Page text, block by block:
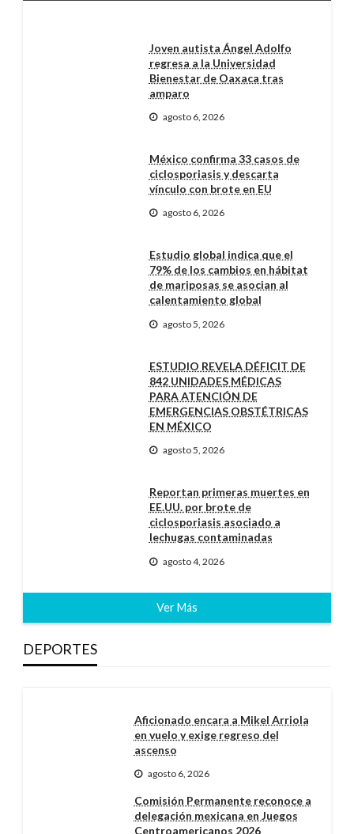
Joven autista Ángel Adolfo
regresa a la Universidad
Bienestar de Oaxaca tras
amparo
agosto 6, 2026
México confirma 33 casos de
ciclosporiasis y descarta
vínculo con brote en EU
agosto 6, 2026
Estudio global indica que el
79% de los cambios en hábitat
de mariposas se asocian al
calentamiento global
agosto 5, 2026
ESTUDIO REVELA DÉFICIT DE
842 UNIDADES MÉDICAS
PARA ATENCIÓN DE
EMERGENCIAS OBSTÉTRICAS
EN MÉXICO
agosto 5, 2026
Reportan primeras muertes en
EE.UU. por brote de
ciclosporiasis asociado a
lechugas contaminadas
agosto 4, 2026
Ver Más
DEPORTES
Aficionado encara a Mikel Arriola
en vuelo y exige regreso del
ascenso
agosto 6, 2026
Comisión Permanente reconoce a
delegación mexicana en Juegos
Centroamericanos 2026